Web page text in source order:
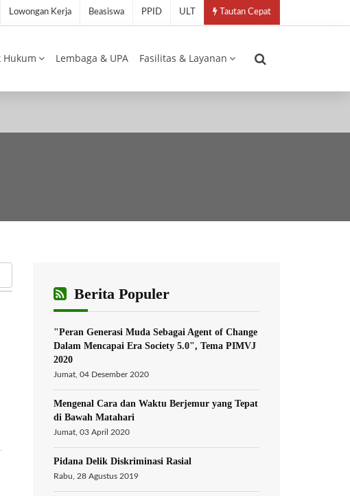
Lowongan Kerja Beasiswa PPID ULT Tautan Cepat
Hukum Lembaga & UPA Fasilitas & Layanan
Berita Populer
"Peran Generasi Muda Sebagai Agent of Change
Dalam Mencapai Era Society 5.0", Tema PIMVJ
2020
Jumat, 04 Desember 2020
Mengenal Cara dan Waktu Berjemur yang Tepat
di Bawah Matahari
Jumat, 03 April 2020
Pidana Delik Diskriminasi Rasial
Rabu, 28 Agustus 2019